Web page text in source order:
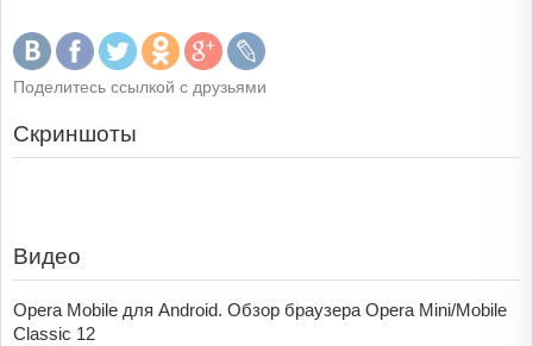
Поделитесь ссылкой с друзьями
Скриншоты
Видео
Opera Mobile для Android. Обзор браузера Opera Mini/Mobile
Classic 12